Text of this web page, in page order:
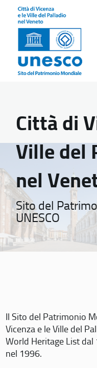
Città di
Ville del
nel
Sito del
UNESCO
Il Sito del Patrimonio
Vicenza e le Ville del
World Heritage List dal
nel 1996.